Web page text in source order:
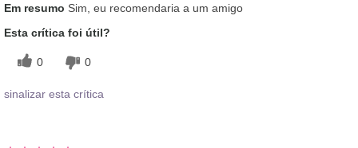
Em resumo Sim, eu recomendaria a um amigo
Esta crítica foi útil?
0 0
sinalizar esta crítica